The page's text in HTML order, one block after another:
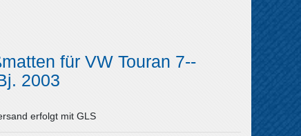
für VW Touran 7--
2003
erfolgt mit GLS